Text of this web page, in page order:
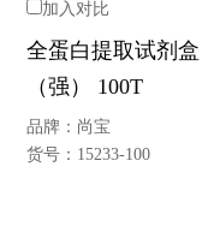
加入对比
全蛋白提取试剂盒
（强） 100T
品牌： 尚宝
货号： 15233-100